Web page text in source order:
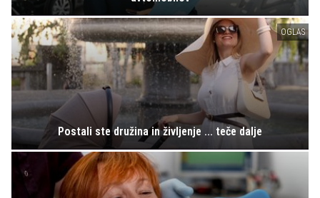
OGLAS
Postali ste družina in življenje ... teče dalje